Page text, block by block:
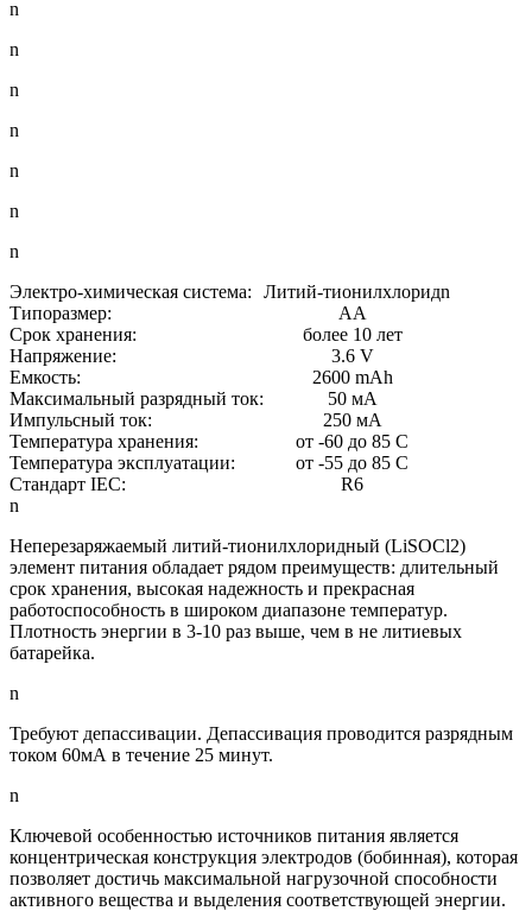
n
n
n
n
n
n
n
Электро-химическая система:
Литий-тионилхлорид
Типоразмер:
AA
Срок хранения:
более 10 лет
Напряжение:
3.6 V
Емкость:
2600 mAh
Максимальный разрядный ток:
50 мА
Импульсный ток:
250 мА
Температура хранения:
от -60 до 85 С
Температура эксплуатации:
от -55 до 85 С
Стандарт IEC:
R6
n
n
Неперезаряжаемый литий-тионилхлоридный (LiSOCl2)
элемент питания обладает рядом преимуществ: длительный
срок хранения, высокая надежность и прекрасная
работоспособность в широком диапазоне температур.
Плотность энергии в 3-10 раз выше, чем в не литиевых
батарейка.
n
Требуют депассивации. Депассивация проводится разрядным
током 60мА в течение 25 минут.
n
Ключевой особенностью источников питания является
концентрическая конструкция электродов (бобинная), которая
позволяет достичь максимальной нагрузочной способности
активного вещества и выделения соответствующей энергии.